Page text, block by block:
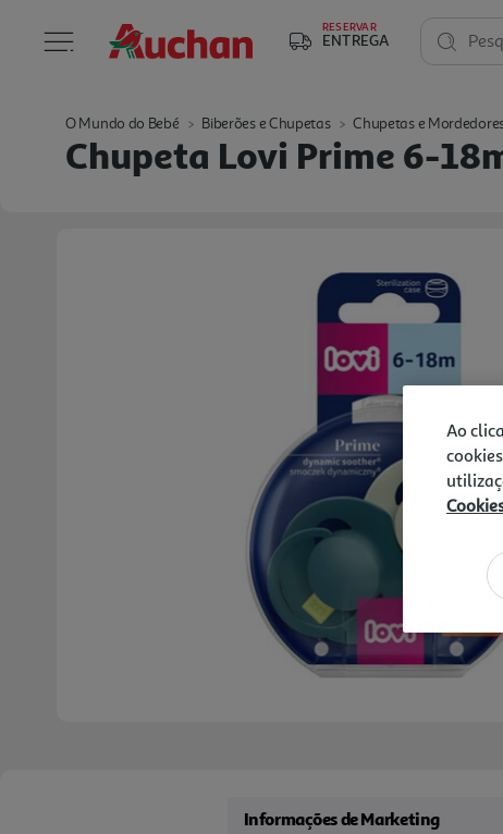
RESERVAR
ENTREGA
O Mundo do Bebé Biberões e Chupetas Chupetas e
Chupeta Lovi Prime 6-
Informações de Marketing
Ao